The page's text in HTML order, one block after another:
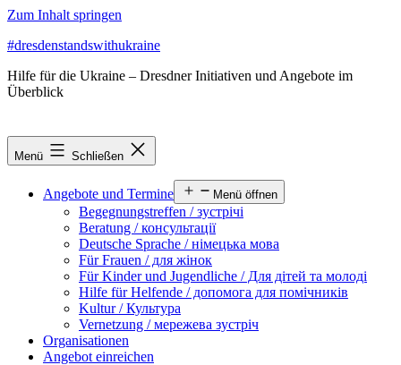
Zum Inhalt springen
#dresdenstandswithukraine
Hilfe für die Ukraine – Dresdner Initiativen und Angebote im
Überblick
Menü Schließen
Angebote und Termine Menü öffnen
Begegnungstreffen / зустрічі
Beratung / консультації
Deutsche Sprache / німецька мова
Für Frauen / для жінок
Für Kinder und Jugendliche / Для дітей та молоді
Hilfe für Helfende / допомога для помічників
Kultur / Культура
Vernetzung / мережева зустріч
Organisationen
Angebot einreichen